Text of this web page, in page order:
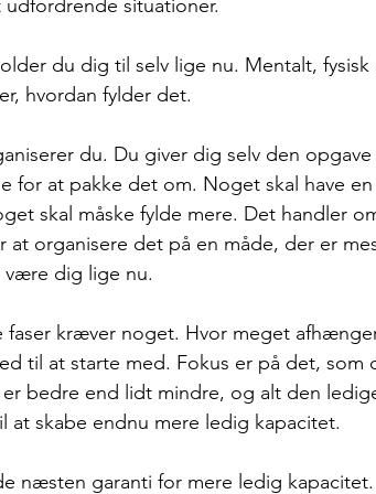
situationer.
du dig til selv lige nu. Mentalt, fysisk
hvordan fylder det.
du. Du giver dig selv den
for at pakke det om. Noget skal have
skal måske fylde mere. Det handler
at organisere det på en måde, der er
dig lige nu.
faser kræver noget. Hvor meget
til at starte med. Fokus er på det, som
bedre end lidt mindre, og alt den
at skabe endnu mere ledig kapacitet.
næsten garanti for mere ledig